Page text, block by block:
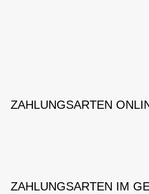
ZAHLUNGSARTEN
ZAHLUNGSARTEN IM